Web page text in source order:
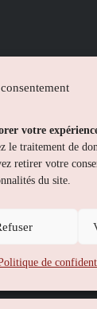
votre
le traitement de
retirer votre
du site.
de